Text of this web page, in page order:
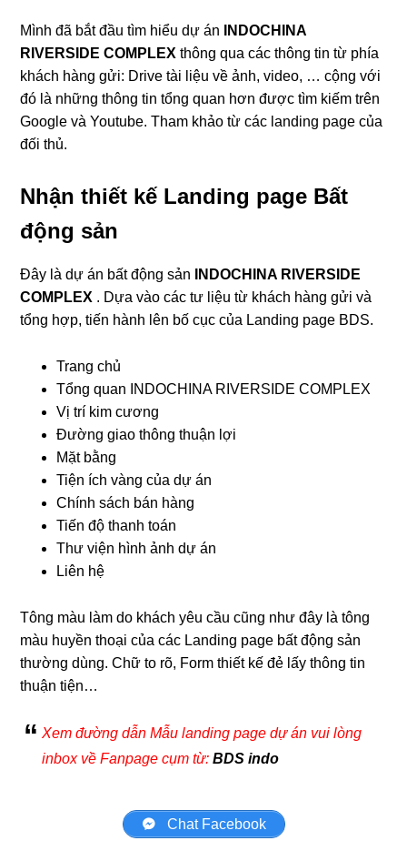
Mình đã bắt đầu tìm hiểu dự án
INDOCHINA
RIVERSIDE COMPLEX thông qua các thông tin từ phía
khách hàng gửi: Drive tài liệu về ảnh, video, … cộng với
đó là những thông tin tổng quan hơn được tìm kiếm trên
Google và Youtube. Tham khảo từ các landing page của
đối thủ.
Nhận thiết kế Landing page Bất
động sản
Đây là dự án bất động sản
INDOCHINA RIVERSIDE
COMPLEX . Dựa vào các tư liệu từ khách hàng gửi và
tổng hợp, tiến hành lên bố cục của Landing page BDS.
Trang chủ
Tổng quan INDOCHINA RIVERSIDE COMPLEX
Vị trí kim cương
Đường giao thông thuận lợi
Mặt bằng
Tiện ích vàng của dự án
Chính sách bán hàng
Tiến độ thanh toán
Thư viện hình ảnh dự án
Liên hệ
Tông màu làm do khách yêu cầu cũng như đây là tông
màu huyền thoại của các Landing page bất động sản
thường dùng. Chữ to rõ, Form thiết kế đẻ lấy thông tin
thuận tiện…
Xem đường dẫn Mẫu landing page dự án vui lòng
inbox về Fanpage cụm từ:BDS indo
Chat Facebook